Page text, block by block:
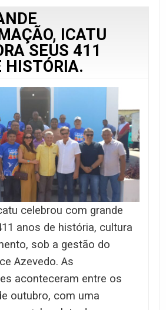
ICATU
SEUS 411
HISTÓRIA.
celebrou com grande
anos de história, cultura
sob a gestão do
Azevedo. As
aconteceram entre os
outubro, com uma